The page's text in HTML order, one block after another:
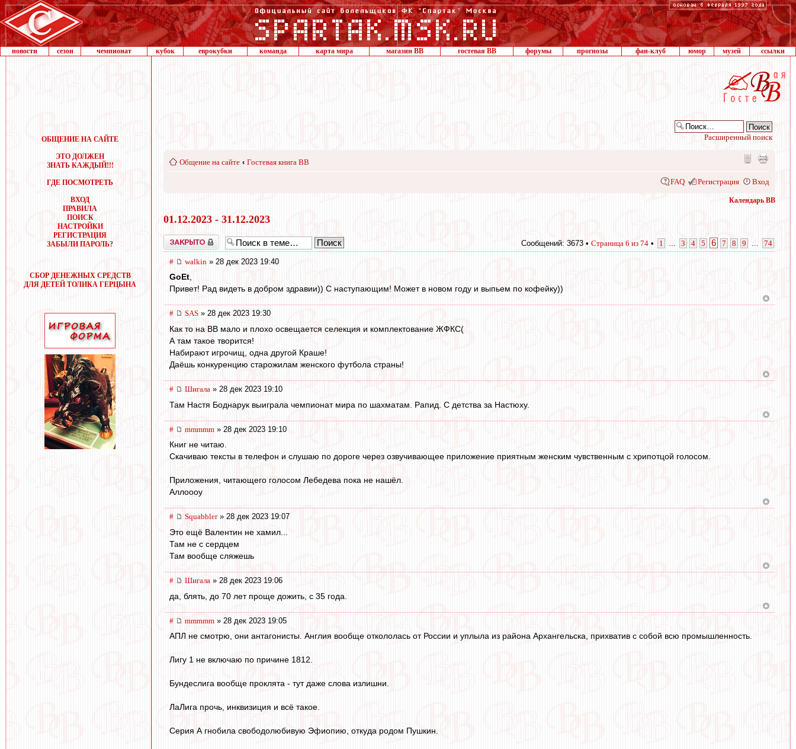
новости сезон чемпионат кубок еврокубки команда карта мира магазин ВВ гостевая ВВ форумы прогнозы фан-клуб юмор музей ссылки
ОБЩЕНИЕ НА САЙТЕ
ЭТО ДОЛЖЕН
ЗНАТЬ КАЖДЫЙ!!!
ГДЕ ПОСМОТРЕТЬ
ВХОД
ПРАВИЛА
ПОИСК
НАСТРОЙКИ
РЕГИСТРАЦИЯ
ЗАБЫЛИ ПАРОЛЬ?
СБОР ДЕНЕЖНЫХ СРЕДСТВ
ДЛЯ ДЕТЕЙ ТОЛИКА ГЕРЦЫНА
Расширенный поиск
Общение на сайте ‹ Гостевая книга ВВ
FAQ Регистрация Вход
Календарь ВВ
01.12.2023 - 31.12.2023
Закрыто Сообщений: 3673 • Страница 6 из 74 • 1 3 4 5 6 7 8 9 74
# walkin » 28 дек 2023 19:40
GoEt,
Привет! Рад видеть в добром здравии)) С наступающим! Может в новом году и выпьем по кофейку))
# SAS » 28 дек 2023 19:30
Как то на ВВ мало и плохо освещается селекция и комплектование ЖФКС(
А там такое творится!
Набирают игрочищ, одна другой Краше!
Даёшь конкуренцию старожилам женского футбола страны!
# Шигала » 28 дек 2023 19:10
Там Настя Боднарук выиграла чемпионат мира по шахматам. Рапид. С детства за Настюху.
# mmmmm » 28 дек 2023 19:10
Книг не читаю.
Скачиваю тексты в телефон и слушаю по дороге через озвучивающее приложение приятным женским чувственным с хрипотцой голосом.
Приложения, читающего голосом Лебедева пока не нашёл.
Аллоооу
# Squabbler» 28 дек 2023 19:07
Это ещё Валентин не хамил...
Там не с сердцем
Там вообще сляжешь
# Шигала » 28 дек 2023 19:06
да, блять, до 70 лет проще дожить, с 35 года.
# mmmmm » 28 дек 2023 19:05
АПЛ не смотрю, они антагонисты. Англия вообще откололась от России и уплыла из района Архангельска, прихватив с собой всю промышленность.
Лигу 1 не включаю по причине 1812.
Бундеслига вообще проклята - тут даже слова излишни.
ЛаЛига прочь, инквизиция и всё такое.
Серия А гнобила свободолюбивую Эфиопию, откуда родом Пушкин.